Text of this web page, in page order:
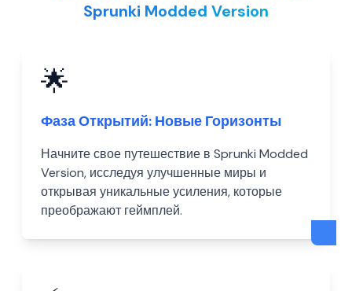
Sprunki Modded Version
🌟
Фаза Открытий: Новые Горизонты
Начните свое путешествие в Sprunki Modded
Version, исследуя улучшенные миры и
открывая уникальные усиления, которые
преображают геймплей.